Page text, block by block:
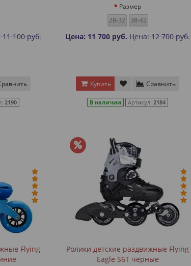
100 руб.
2190
Размер
28-32
38-42
Цена: 11 700 руб. Цена: 12 700 руб.
Купить Сравнить
В наличии Артикул:2184
Flying
Ролики детские раздвижные Flying
Eagle S6T черные